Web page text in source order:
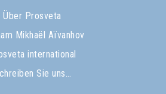
Über Prosveta
Mikhaël Aïvanhov
international
Sie uns…